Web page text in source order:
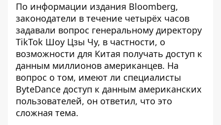
По информации издания Bloomberg,
законодатели в течение четырёх часов
задавали вопрос генеральному директору
TikTok Шоу Цзы Чу, в частности, о
возможности для Китая получать доступ к
данным миллионов американцев. На
вопрос о том, имеют ли специалисты
ByteDance доступ к данным американских
пользователей, он ответил, что это
сложная тема.